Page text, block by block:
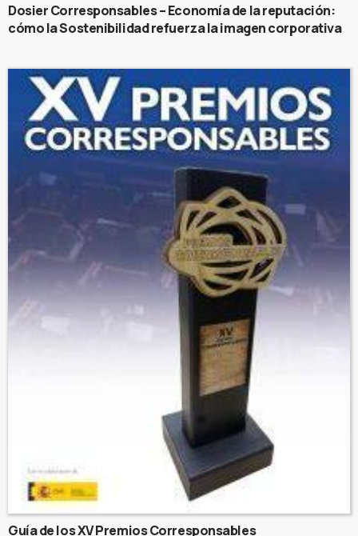
Dosier Corresponsables – Economía de la reputación:
cómo la Sostenibilidad refuerza la imagen corporativa
Guía de los XV Premios Corresponsables